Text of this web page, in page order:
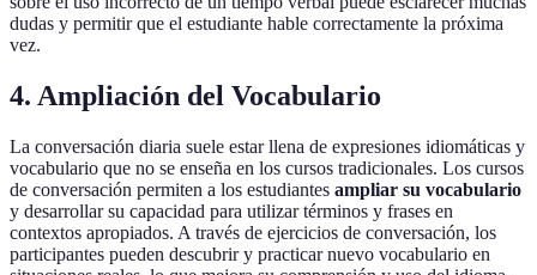
dudas y permitir que el estudiante hable correctamente la próxima
vez.
4. Ampliación del Vocabulario
La conversación diaria suele estar llena de expresiones idiomáticas y
vocabulario que no se enseña en los cursos tradicionales. Los cursos
de conversación permiten a los estudiantes ampliar su vocabulario
y desarrollar su capacidad para utilizar términos y frases en
contextos apropiados. A través de ejercicios de conversación, los
participantes pueden descubrir y practicar nuevo vocabulario en